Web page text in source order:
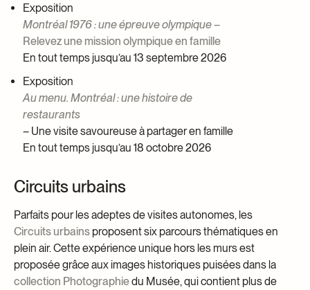
Exposition
Montréal 1976 : une épreuve olympique–
Relevez une mission olympique en famille
En tout temps jusqu’au 13 septembre 2026
Exposition
Au menu. Montréal : une histoire de
restaurants
– Une visite savoureuse à partager en famille
En tout temps jusqu’au 18 octobre 2026
Circuits urbains
Parfaits pour les adeptes de visites autonomes, les
Circuits urbains proposent six parcours thématiques en
plein air. Cette expérience unique hors les murs est
proposée grâce aux images historiques puisées dans la
collection Photographiedu Musée, qui contient plus de